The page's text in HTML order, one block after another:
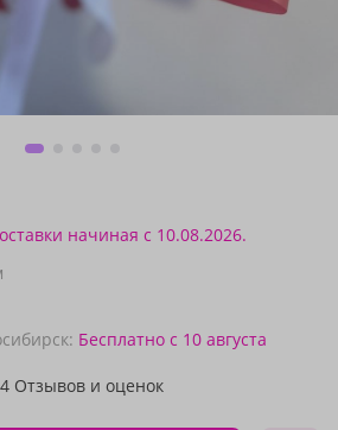
начиная с 10.08.2026.
Бесплатно с 10 августа
Отзывов и оценок